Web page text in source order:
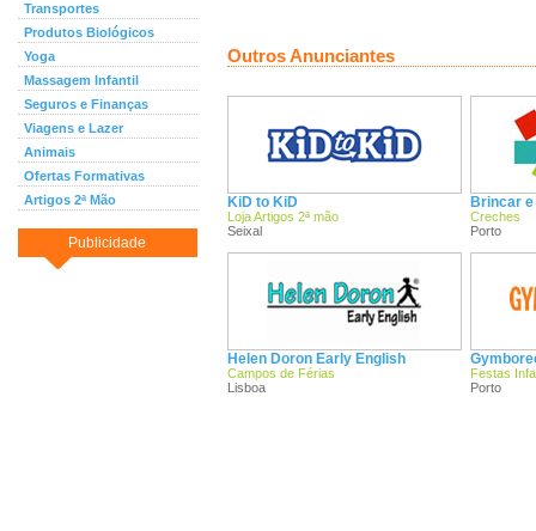
Transportes
Produtos Biológicos
Yoga
Massagem Infantil
Seguros e Finanças
Viagens e Lazer
Animais
Ofertas Formativas
Artigos 2ª Mão
Publicidade
Outros Anunciantes
KiD to KiD
Loja Artigos 2ª mão
Seixal
Brincar
Creches
Porto
Helen Doron Early English
Campos de Férias
Lisboa
Festas
Porto